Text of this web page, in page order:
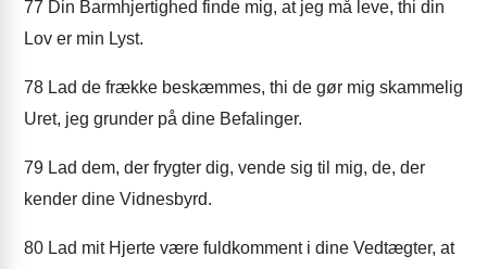
77 Din Barmhjertighed finde mig, at jeg må leve, thi din
Lov er min Lyst.
78 Lad de frække beskæmmes, thi de gør mig skammelig
Uret, jeg grunder på dine Befalinger.
79 Lad dem, der frygter dig, vende sig til mig, de, der
kender dine Vidnesbyrd.
80 Lad mit Hjerte være fuldkomment i dine Vedtægter, at